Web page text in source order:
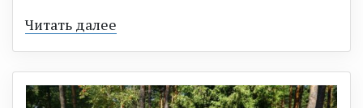
Читать далее